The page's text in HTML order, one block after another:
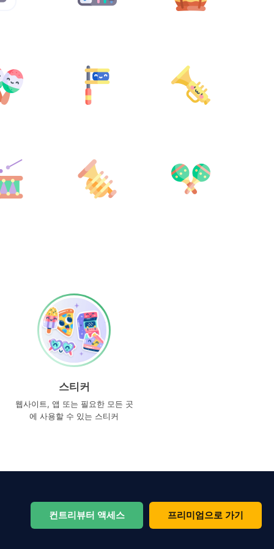
스티커
웹사이트, 앱 또는 필요한 모든 곳
에 사용할 수 있는 스티커
컨트리뷰터 액세스 프리미엄으로 가기